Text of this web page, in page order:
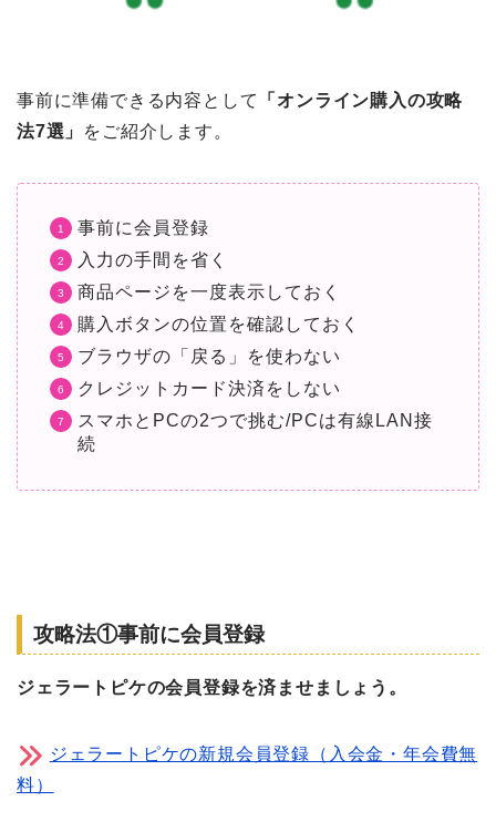
事前に準備できる内容として
「オンライン購入の攻略
法7選 」 をご紹介します。
事前に会員登録
入力の手間を省く
商品ページを一度表示しておく
購入ボタンの位置を確認しておく
ブラウザの「戻る」を使わない
クレジットカード決済をしない
スマホとPCの2つで挑む/PCは有線LAN接
続
攻略法①事前に会員登録
ジェラートピケの会員登録を済ませましょう。
ジェラートピケの新規会員登録（入会金・年会費無
料）